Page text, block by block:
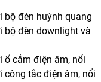
đèn huỳnh quang
bộ đèn downlight và
cắm điện âm, nổi
tắc điện âm, nổi